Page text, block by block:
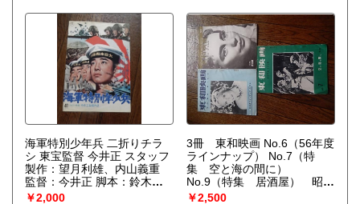
海軍特別少年兵 二折りチラ
シ 東宝監督 今井正 スタッフ
製作：望月利雄、内山義重
監督：今井正 脚本：鈴木尚
之 撮影：岡崎宏三 美術：村
￥2,000
3冊 東和映画 No.6（56年度
ラインナップ） No.7（特
集 空と海の間に）
No.9（特集 居酒屋） 昭和
31年発行出版社 東和映画
￥2,500